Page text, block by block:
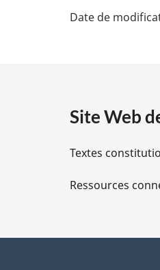
i
l
s
Date de
Site Web
Textes
Ressources